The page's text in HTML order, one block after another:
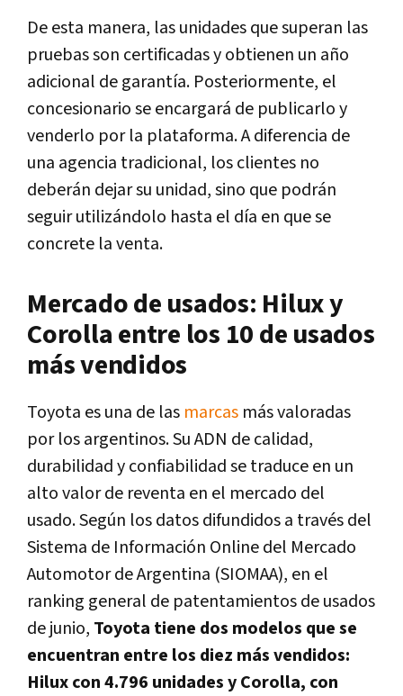
De esta manera, las unidades que superan las
pruebas son certificadas y obtienen un año
adicional de garantía. Posteriormente, el
concesionario se encargará de publicarlo y
venderlo por la plataforma. A diferencia de
una agencia tradicional, los clientes no
deberán dejar su unidad, sino que podrán
seguir utilizándolo hasta el día en que se
concrete la venta.
Mercado de usados: Hilux y
Corolla entre los 10 de usados
más vendidos
Toyota es una de las marcas más valoradas
por los argentinos. Su ADN de calidad,
durabilidad y confiabilidad se traduce en un
alto valor de reventa en el mercado del
usado. Según los datos difundidos a través del
Sistema de Información Online del Mercado
Automotor de Argentina (SIOMAA), en el
ranking general de patentamientos de usados
de junio, Toyota tiene dos modelos que se
encuentran entre los diez más vendidos:
Hilux con 4.796 unidades y Corolla, con